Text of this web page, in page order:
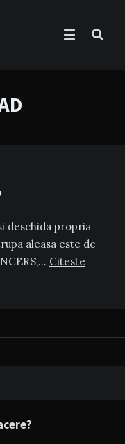
deschida propria
aleasa este de
Citeste